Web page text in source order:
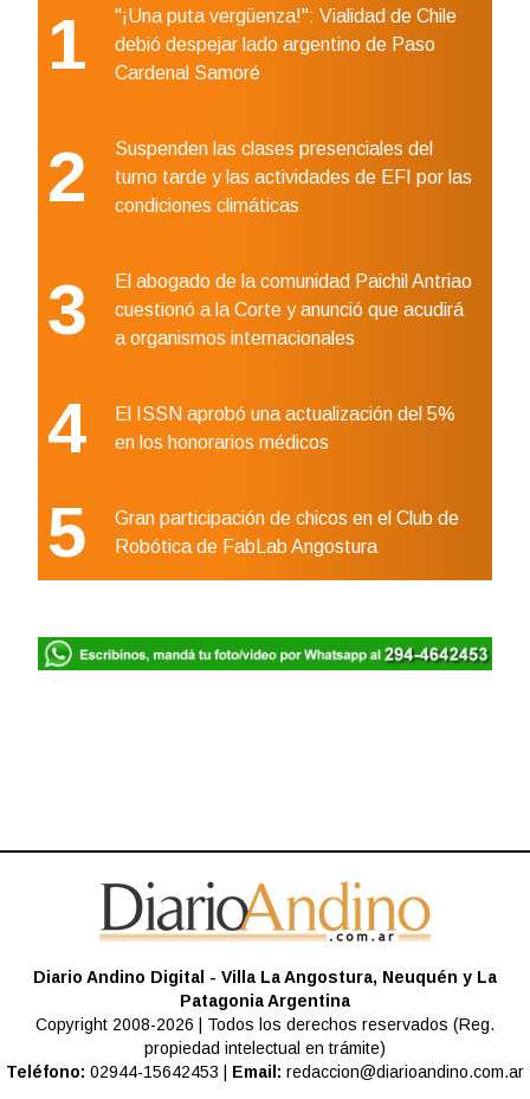
1
"¡Una puta vergüenza!": Vialidad de Chile
debió despejar lado argentino de Paso
Cardenal Samoré
2
Suspenden las clases presenciales del
turno tarde y las actividades de EFI por las
condiciones climáticas
3
El abogado de la comunidad Paichil Antriao
cuestionó a la Corte y anunció que acudirá
a organismos internacionales
4
El ISSN aprobó una actualización del 5%
en los honorarios médicos
5
Gran participación de chicos en el Club de
Robótica de FabLab Angostura
Diario Andino Digital - Villa La Angostura, Neuquén y La
Patagonia Argentina
Copyright 2008-2026 | Todos los derechos reservados (Reg.
propiedad intelectual en trámite)
Teléfono: 02944-15642453 | Email: redaccion@diarioandino.com.ar